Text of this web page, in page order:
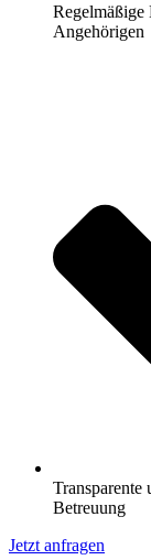
Angehörigen
Transparente
Betreuung
Jetzt anfragen